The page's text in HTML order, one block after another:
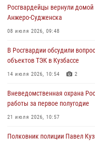
05 августа 2026, 09:30
Росгвардейцы задержали
05 августа 2026, 08:50
Росгвардейцы пресекли
05 августа 2026, 08:10
Росгвардейцы в Юрге
Росгвардейцы вернули
Анжеро-Судженска
08 июля 2026, 09:48
В Росгвардии обсудили
объектов ТЭК в Кузбассе
14 июля 2026, 10:54 2
Вневедомственная охрана
работы за первое полугодие
21 июля 2026, 10:57
Полковник полиции Павел